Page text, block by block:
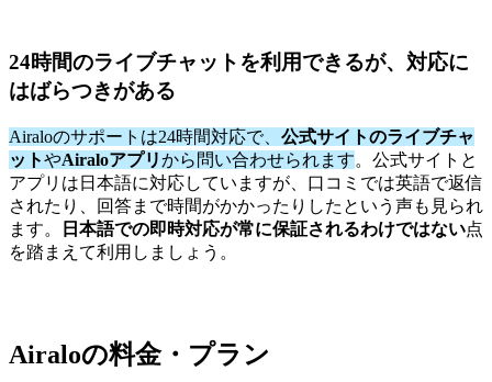
24時間のライブチャットを利用できるが、対応に
はばらつきがある
Airaloのサポートは24時間対応で、 公式サイトのライブチャ
ットやAiraloアプリから問い合わせられます。公式サイトと
アプリは日本語に対応していますが、口コミでは英語で返信
されたり、回答まで時間がかかったりしたという声も見られ
ます。
日本語での即時対応が常に保証されるわけではない点
を踏まえて利用しましょう。
Airaloの料金・プラン